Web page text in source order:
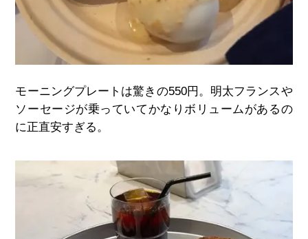
モーニングプレートは驚きの550円。明太フランスや
ソーセージが乗っていてかなりボリュームがあるの
に正直安すぎる。